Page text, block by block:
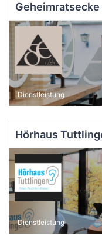
Dienstleistung
Dienstleistung